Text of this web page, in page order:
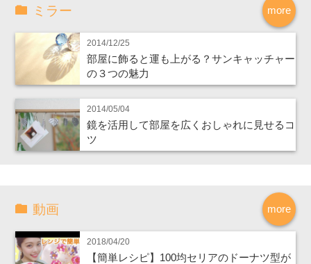
more
ミラー
2014/12/25
部屋に飾ると運も上がる？サンキャッチャー
の３つの魅力
2014/05/04
鏡を活用して部屋を広くおしゃれに見せるコ
ツ
more
動画
2018/04/20
【簡単レシピ】100均セリアのドーナツ型が